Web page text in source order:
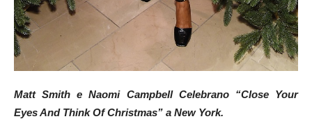
Matt Smith e Naomi Campbell Celebrano “Close Your
Eyes And Think Of Christmas” a New York.